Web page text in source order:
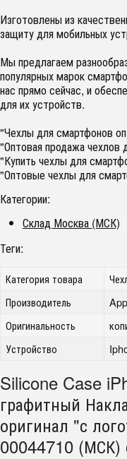
Изготовлены из
защиту для мобильных
Мы предлагаем
популярных марок
нас прямо сейчас, и
для их устройств.
"Чехлы для смартфонов
"Оптовая продажа
"Купить чехлы для
"Оптовые чехлы для
Категории:
Склад Москва (МСК)
Теги:
Категория товара
Производитель
Оригинальность
Устройство
Silicone Case
графитный
оригинал "с
00044710 (МСК)